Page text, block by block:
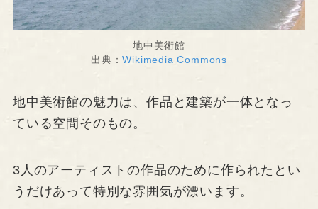
地中美術館
出典：Wikimedia Commons
地中美術館の魅力は、作品と建築が一体となっ
ている空間そのもの。
3人のアーティストの作品のために作られたとい
うだけあって特別な雰囲気が漂います。